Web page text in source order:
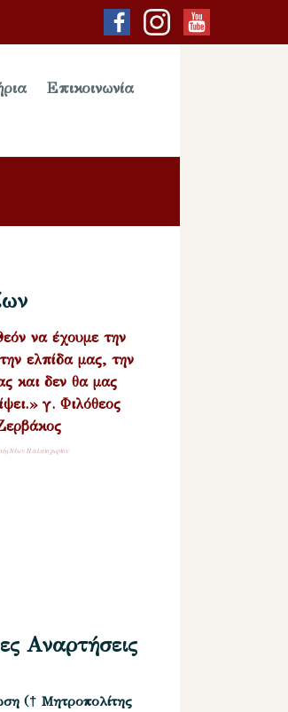
Επικοινωνία
να έχουμε την
ελπίδα μας, την
και δεν θα μας
γ. Φιλόθεος
Νέων Παλαιοχωρίου
Αναρτήσεις
(† Μητροπολίτης